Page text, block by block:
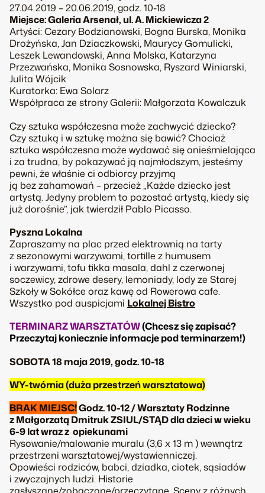
27.04.2019 – 20.06.2019, godz. 10-18
Miejsce: Galeria Arsenał, ul. A. Mickiewicza 2
Artyści: Cezary Bodzianowski, Bogna Burska, Monika
Drożyńska, Jan Dziaczkowski, Maurycy Gomulicki,
Leszek Lewandowski, Anna Molska, Katarzyna
Przezwańska, Monika Sosnowska, Ryszard Winiarski,
Julita Wójcik
Kuratorka: Ewa Solarz
Współpraca ze strony Galerii: Małgorzata Kowalczuk
Czy sztuka współczesna może zachwycić dziecko?
Czy sztuką i w sztukę można się bawić? Chociaż
sztuka współczesna może wydawać się onieśmielająca
i za trudna, by pokazywać ją najmłodszym, jesteśmy
pewni, że właśnie ci odbiorcy przyjmą
ją bez zahamowań – przecież „Każde dziecko jest
artystą. Jedyny problem to pozostać artystą, kiedy się
już dorośnie”, jak twierdził Pablo Picasso.
Pyszna Lokalna
Zapraszamy na plac przed elektrownią na tarty
z sezonowymi warzywami, tortille z humusem
i warzywami, tofu tikka masala, dahl z czerwonej
soczewicy, zdrowe desery, lemoniady, lody ze Starej
Szkoły w Sokółce oraz kawę od Rowerowa cafe.
Wszystko pod auspicjami Lokalnej Bistro
TERMINARZ WARSZTATÓW(Chcesz się zapisać?
Przeczytaj koniecznie informacje pod terminarzem!)
SOBOTA 18 maja 2019, godz. 10-18
WY-twórnia (duża przestrzeń warsztatowa)
BRAK MIEJSC!Godz. 10-12 / Warsztaty Rodzinne
z Małgorzatą Dmitruk ZSIUL/STĄD dla dzieci w wieku
6-9 lat wraz z opiekunami
Rysowanie/malowanie muralu (3,6 x 13 m ) wewnątrz
przestrzeni warsztatowej/wystawienniczej.
Opowieści rodziców, babci, dziadka, ciotek, sąsiadów
i zwyczajnych ludzi. Historie